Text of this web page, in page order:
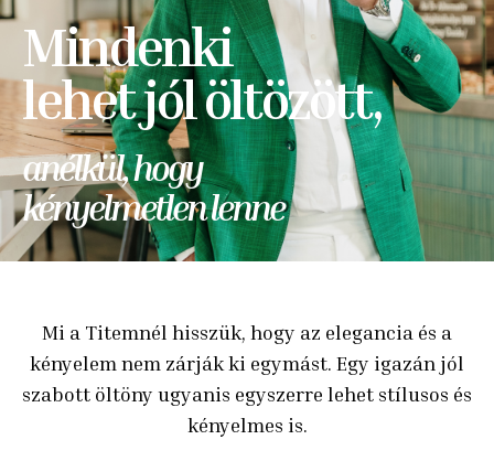
Mindenki
lehet jól öltözött,
anélkül, hogy
kényelmetlen lenne
Mi a Titemnél hisszük, hogy az elegancia és a
kényelem nem zárják ki egymást. Egy igazán jól
szabott öltöny ugyanis egyszerre lehet stílusos és
kényelmes is.